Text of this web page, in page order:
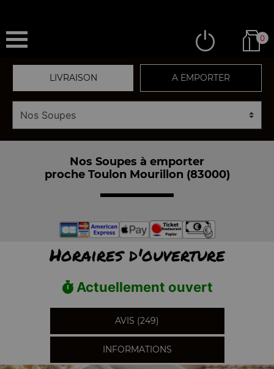
0
LIVRAISON A EMPORTER
Nos Soupes à emporter
proche Toulon Mourillon (83000)
Horaires d'ouverture
Actuellement ouvert
AVIS (249)
INFORMATIONS